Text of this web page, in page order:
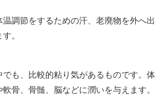
調節をするための汗、老廃物を外へ出
。
も、比較的粘り気があるものです。体
骨、骨髄、脳などに潤いを与えます。